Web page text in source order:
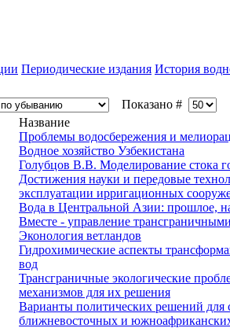
Периодические издания История
Показано #
Название
Проблемы водосбережения и
Водное хозяйство Узбекистана
Голубцов В.В. Моделирование стока
Достижения науки и передовые
эксплуатации ирригационных
Вода в Центральной Азии: прошлое,
Вместе - управление
Эконология ветландов
Гидрохимические аспекты
вод
Трансграничные экологические
механизмов для их решения
Варианты политических решений для
ближневосточных и